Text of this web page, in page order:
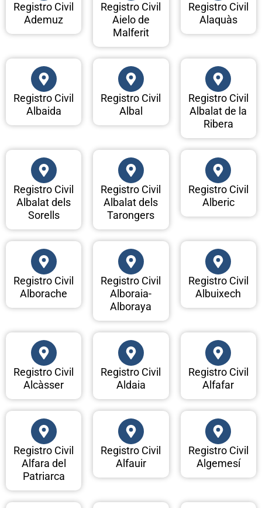
Registro Civil
Ademuz
Registro Civil
Aielo de
Malferit
Registro Civil
Alaquàs
Registro Civil
Albaida
Registro Civil
Albal
Registro Civil
Albalat de la
Ribera
Registro Civil
Albalat dels
Sorells
Registro Civil
Albalat dels
Tarongers
Registro Civil
Alberic
Registro Civil
Alborache
Registro Civil
Alboraia-
Alboraya
Registro Civil
Albuixech
Registro Civil
Alcàsser
Registro Civil
Aldaia
Registro Civil
Alfafar
Registro Civil
Alfara del
Patriarca
Registro Civil
Alfauir
Registro Civil
Algemesí